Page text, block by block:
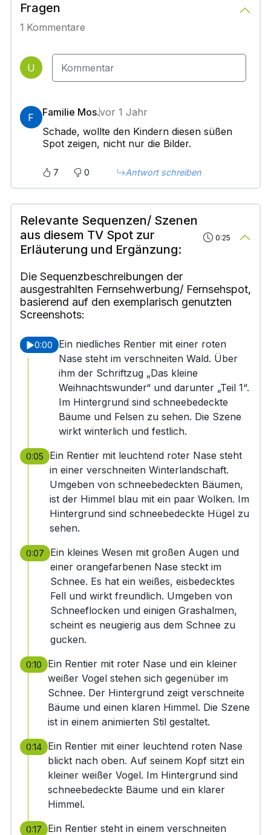
Fragen
1 Kommentare
U
F Familie Mos.vor 1 Jahr
Schade, wollte den Kindern diesen süßen
Spot zeigen, nicht nur die Bilder.
7 0 Antwort schreiben
Relevante Sequenzen/ Szenen
aus diesem TV Spot zur
Erläuterung und Ergänzung:
0:25
Die Sequenzbeschreibungen der
ausgestrahlten Fernsehwerbung/ Fernsehspot,
basierend auf den exemplarisch genutzten
Screenshots:
0:00
Ein niedliches Rentier mit einer roten
Nase steht im verschneiten Wald. Über
ihm der Schriftzug „Das kleine
Weihnachtswunder“ und darunter „Teil 1“.
Im Hintergrund sind schneebedeckte
Bäume und Felsen zu sehen. Die Szene
wirkt winterlich und festlich.
0:05
Ein Rentier mit leuchtend roter Nase steht
in einer verschneiten Winterlandschaft.
Umgeben von schneebedeckten Bäumen,
ist der Himmel blau mit ein paar Wolken. Im
Hintergrund sind schneebedeckte Hügel zu
sehen.
0:07
Ein kleines Wesen mit großen Augen und
einer orangefarbenen Nase steckt im
Schnee. Es hat ein weißes, eisbedecktes
Fell und wirkt freundlich. Umgeben von
Schneeflocken und einigen Grashalmen,
scheint es neugierig aus dem Schnee zu
gucken.
0:10
Ein Rentier mit roter Nase und ein kleiner
weißer Vogel stehen sich gegenüber im
Schnee. Der Hintergrund zeigt verschneite
Bäume und einen klaren Himmel. Die Szene
ist in einem animierten Stil gestaltet.
0:14 Ein Rentier mit einer leuchtend roten Nase
blickt nach oben. Auf seinem Kopf sitzt ein
kleiner weißer Vogel. Im Hintergrund sind
schneebedeckte Bäume und ein klarer
Himmel.
0:17
Ein Rentier steht in einem verschneiten